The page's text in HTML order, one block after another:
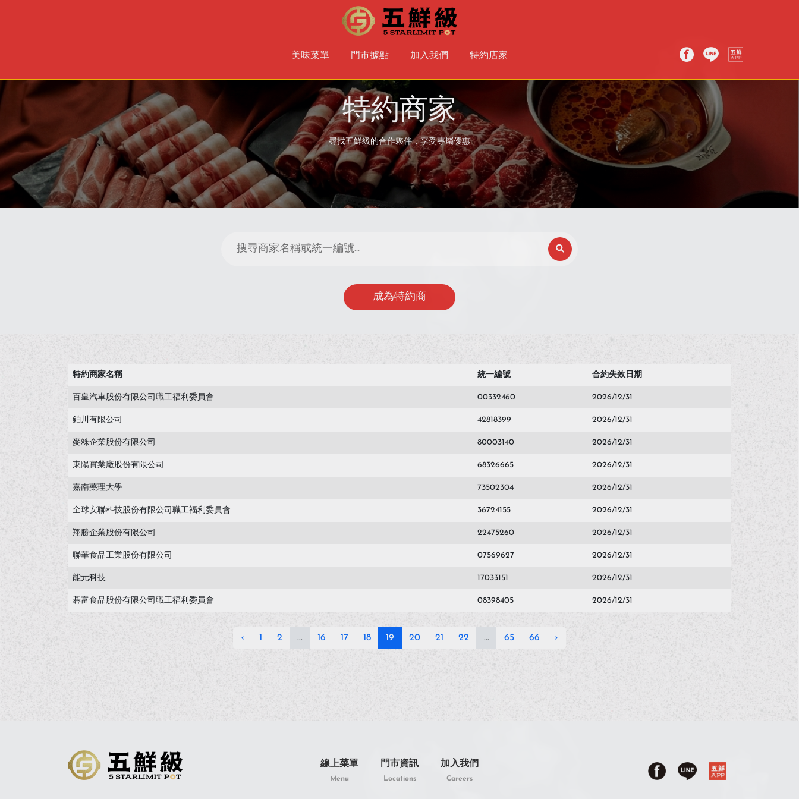
美味菜單 門市據點 加入我們 特約店家
特約商家
尋找五鮮級的合作夥伴，享受專屬優惠
成為特約商
特約商家名稱 統一編號 合約失效日期
百皇汽車股份有限公司職工福利委員會 00332460 2026/12/31
鉑川有限公司 42818399 2026/12/31
麥箖企業股份有限公司 80003140 2026/12/31
東陽實業廠股份有限公司 68326665 2026/12/31
嘉南藥理大學 73502304 2026/12/31
全球安聯科技股份有限公司職工福利委員會 36724155 2026/12/31
翔勝企業股份有限公司 22475260 2026/12/31
聯華食品工業股份有限公司 07569627 2026/12/31
能元科技 17033151 2026/12/31
碁富食品股份有限公司職工福利委員會 08398405 2026/12/31
‹ 1 2 ... 16 17 18 19 20 21 22 ... 65 66 ›
線上菜單
Menu
門市資訊
Locations
加入我們
Careers